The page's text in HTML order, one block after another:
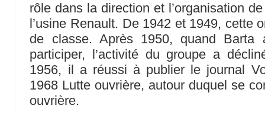
rôle dans la direction et l’organisation
l’usine Renault. De 1942 et 1949, cette
de classe. Après 1950, quand Barta
participer, l’activité du groupe a
1956, il a réussi à publier le journal
1968 Lutte ouvrière, autour duquel se
ouvrière.